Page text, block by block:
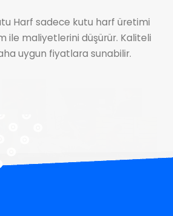
Harf sadece kutu harf üretimi
ile maliyetlerini düşürür. Kaliteli
uygun fiyatlara sunabilir.